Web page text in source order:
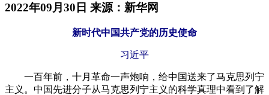
2022年09月30日 来源：新华网
新时代中国共产党的历史使命
习近平
一百年前，十月革命一声炮响，给中国送来了马克思列宁
主义。中国先进分子从马克思列宁主义的科学真理中看到了解